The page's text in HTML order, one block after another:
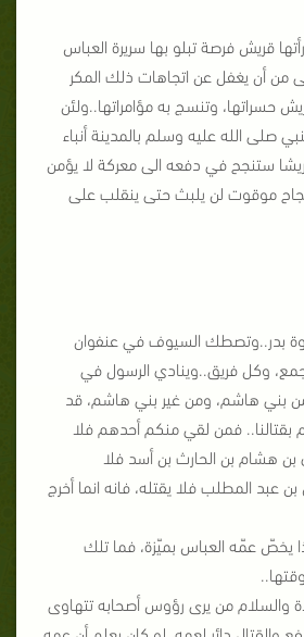
قريش فرصة تبلو بها سريرة العباس
من أن يغفل عن اتجاهات ذلك المكر
حسراتها، وتنسج به مؤامراتها..ولئن
صلى الله عليه وسلم بالمدينة أنباء
ستنجح في دفعه الى معركة لا يؤمن
نجاح موقوت لن يلبث حتى ينقلب على
بدر..وتصطك السيوف في عنفوان
وكل فريق..وينادي الرسول في
من بني هاشم، ومن غير بني هاشم، قد
بقتالنا.. فمن لقي منكم أحدهم فلا
بن هشام بن الحارث بن أسد فلا
عبد المطلب فلا يقتله، فانه انما أخرج
يخصّ عمّه العباس بميّزة، فما تلك
والسلام من يرى رؤوس أصحابه تتهاوى